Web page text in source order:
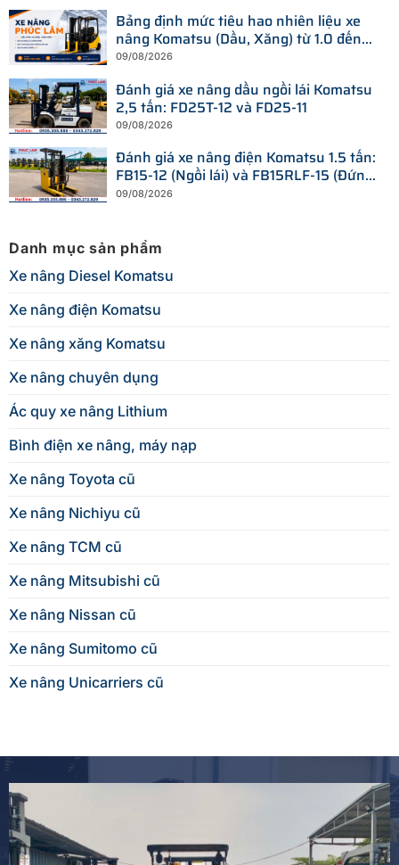
Bảng định mức tiêu hao nhiên liệu xe
nâng Komatsu (Dầu, Xăng) từ 1.0 đến
25 tấn
09/08/2026
Đánh giá xe nâng dầu ngồi lái Komatsu
2,5 tấn: FD25T-12 và FD25-11
09/08/2026
Đánh giá xe nâng điện Komatsu 1.5 tấn:
FB15-12 (Ngồi lái) và FB15RLF-15 (Đứng
lái)
09/08/2026
Danh mục sản phẩm
Xe nâng Diesel Komatsu
Xe nâng điện Komatsu
Xe nâng xăng Komatsu
Xe nâng chuyên dụng
Ác quy xe nâng Lithium
Bình điện xe nâng, máy nạp
Xe nâng Toyota cũ
Xe nâng Nichiyu cũ
Xe nâng TCM cũ
Xe nâng Mitsubishi cũ
Xe nâng Nissan cũ
Xe nâng Sumitomo cũ
Xe nâng Unicarriers cũ